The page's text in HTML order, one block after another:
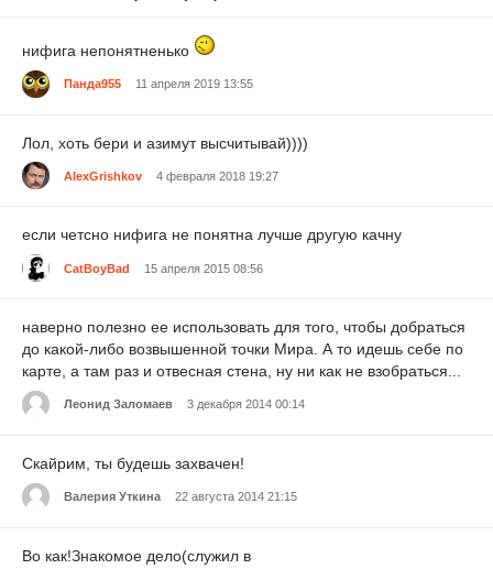
нифига непонятненько
Панда955 11 апреля 2019 13:55
Лол, хоть бери и азимут высчитывай))))
AlexGrishkov 4 февраля 2018 19:27
если четсно нифига не понятна лучше другую качну
CatBoyBad 15 апреля 2015 08:56
наверно полезно ее использовать для того, чтобы добраться
до какой-либо возвышенной точки Мира. А то идешь себе по
карте, а там раз и отвесная стена, ну ни как не взобраться...
Леонид Заломаев 3 декабря 2014 00:14
Скайрим, ты будешь захвачен!
Валерия Уткина 22 августа 2014 21:15
Во как!Знакомое дело(служил в